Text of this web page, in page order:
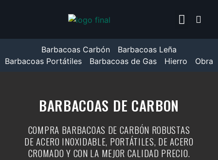
Barbacoas Carbón
Barbacoas Leña
Barbacoas Portátiles
Barbacoas de Gas Hierro Obra
BARBACOAS DE CARBON
COMPRA BARBACOAS DE CARBÓN ROBUSTAS
DE ACERO INOXIDABLE, PORTÁTILES, DE ACERO
CROMADO Y CON LA MEJOR CALIDAD PRECIO.